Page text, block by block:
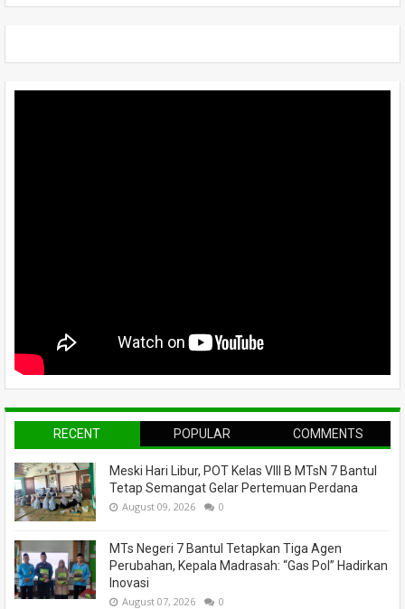
RECENT POPULAR COMMENTS
Meski Hari Libur, POT Kelas VIII B MTsN 7 Bantul
Tetap Semangat Gelar Pertemuan Perdana
August 09, 2026 0
MTs Negeri 7 Bantul Tetapkan Tiga Agen
Perubahan, Kepala Madrasah: “Gas Pol” Hadirkan
Inovasi
August 07, 2026 0